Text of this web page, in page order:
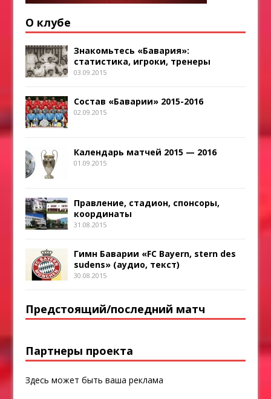
О клубе
Знакомьтесь «Бавария»:
статистика, игроки, тренеры
03.09.2015
Состав «Баварии» 2015-2016
02.09.2015
Календарь матчей 2015 — 2016
01.09.2015
Правление, стадион, спонсоры,
координаты
31.08.2015
Гимн Баварии «FC Bayern, stern des
sudens» (аудио, текст)
30.08.2015
Предстоящий/последний матч
Партнеры проекта
Здесь может быть ваша реклама